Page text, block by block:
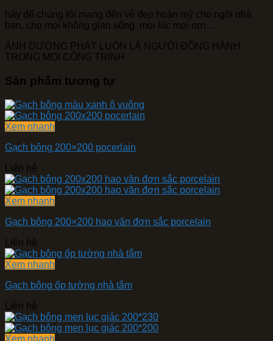
hãy để chúng tôi mang đến vẻ đẹp hoàn mỹ cho ngôi nhà
bạn, cho mọi không gian sống, mọi lúc mọi nơi…
ÁNH DƯƠNG PHÁT LUÔN LÀ NGƯỜI ĐỒNG HÀNH
TRONG MỌI CÔNG TRÌNH
Sản phẩm tương tự
Xem nhanh
Gạch bông 200×200 pocerlain
Liên hệ
Xem nhanh
Gạch bông 200×200 hao văn đơn sắc porcelain
Liên hệ
Xem nhanh
Gạch bông ốp tường nhà tắm
Liên hệ
Xem nhanh